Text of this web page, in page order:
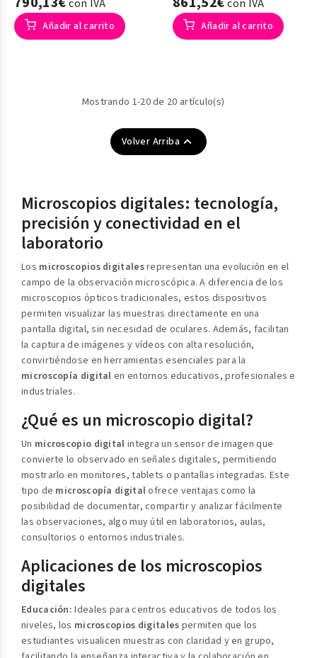
con IVA
Añadir al carrito
con IVA
Añadir al carrito
Mostrando 1-20 de 20 artículo(s)
Volver Arriba 
Microscopios digitales: tecnología,
precisión y conectividad en el
laboratorio
Los microscopios digitalesrepresentan una evolución en el
campo de la observación microscópica. A diferencia de los
microscopios ópticos tradicionales, estos dispositivos
permiten visualizar las muestras directamente en una
pantalla digital, sin necesidad de oculares. Además, facilitan
la captura de imágenes y vídeos con alta resolución,
convirtiéndose en herramientas esenciales para la
microscopía digital en entornos educativos, profesionales e
industriales.
¿Qué es un microscopio digital?
Un microscopio digital integra un sensor de imagen que
convierte lo observado en señales digitales, permitiendo
mostrarlo en monitores, tablets o pantallas integradas. Este
tipo de microscopía digitalofrece ventajas como la
posibilidad de documentar, compartir y analizar fácilmente
las observaciones, algo muy útil en laboratorios, aulas,
consultorios o entornos industriales.
Aplicaciones de los microscopios
digitales
Educación: Ideales para centros educativos de todos los
niveles, los microscopios digitales permiten que los
estudiantes visualicen muestras con claridad y en grupo,